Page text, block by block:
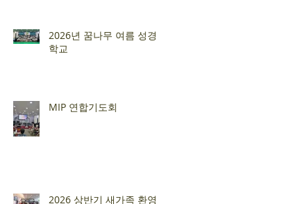
2026년 꿈나무 여름 성경
학교
MIP 연합기도회
2026 상반기 새가족 환영